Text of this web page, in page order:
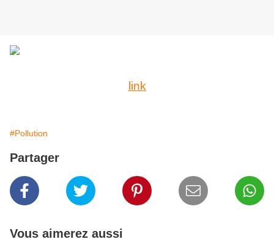
link
#Pollution
Partager
Vous aimerez aussi